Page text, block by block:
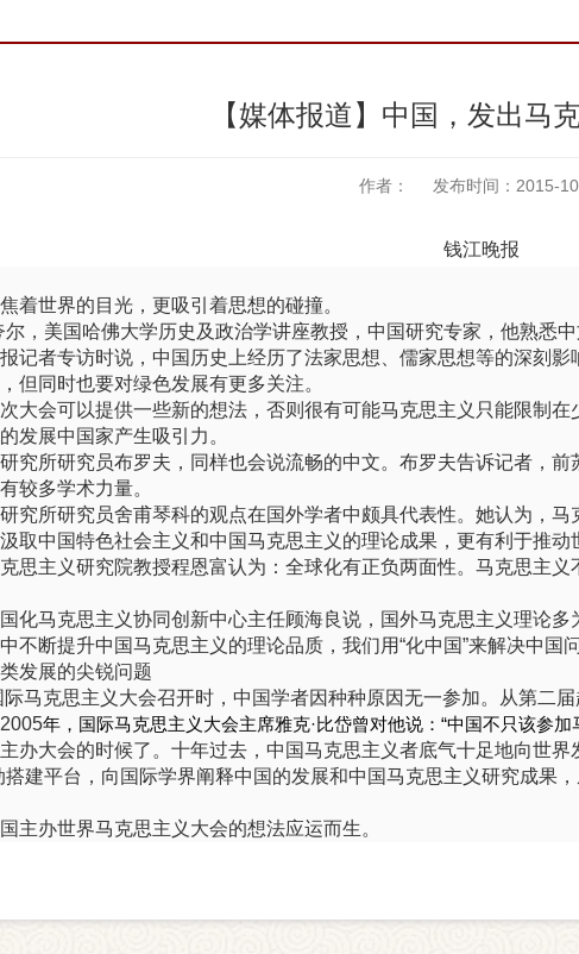
【媒体报道】中国，发出马
作者： 发布时间：2015-
钱江晚报
着世界的目光，更吸引着思想的碰撞。
尔，美国哈佛大学历史及政治学讲座教授，中国研究专家，他熟悉
记者专访时说，中国历史上经历了法家思想、儒家思想等的深刻
但同时也要对绿色发展有更多关注。
大会可以提供一些新的想法，否则很有可能马克思主义只能限制
发展中国家产生吸引力。
究所研究员布罗夫，同样也会说流畅的中文。布罗夫告诉记者，
较多学术力量。
究所研究员舍甫琴科的观点在国外学者中颇具代表性。她认为，
取中国特色社会主义和中国马克思主义的理论成果，更有利于推动
思主义研究院教授程恩富认为：全球化有正负两面性。马克思主
化马克思主义协同创新中心主任顾海良说，国外马克思主义理论
不断提升中国马克思主义的理论品质，我们用“化中国”来解决中国
发展的尖锐问题
马克思主义大会召开时，中国学者因种种原因无一参加。从第二
年，国际马克思主义大会主席雅克·比岱曾对他说：“中国不只该参
办大会的时候了。十年过去，中国马克思主义者底气十足地向世界
搭建平台，向国际学界阐释中国的发展和中国马克思主义研究成果
主办世界马克思主义大会的想法应运而生。